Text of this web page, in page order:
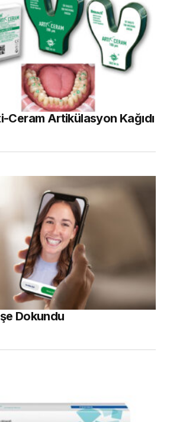
Ceram Artikülasyon Kağıdı
Dokundu